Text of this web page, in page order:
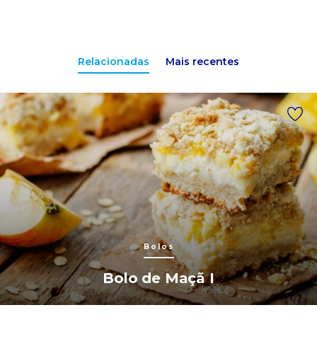
Relacionadas Mais recentes
Bolos
Bolo de Maçã I